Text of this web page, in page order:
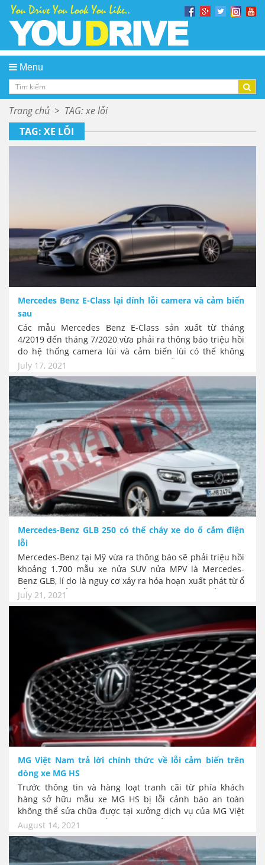
Menu
Trang chủ > TAG: xe lỗi
TAG: XE LỖI
Mercedes Benz E-Class lại dính lỗi camera và cảm biến
sau
Các mẫu Mercedes Benz E-Class sản xuất từ tháng
4/2019 đến tháng 7/2020 vừa phải ra thông báo triệu hồi
do hệ thống camera lùi và cảm biến lùi có thể không
hoạt động đúng cách, mất khả năng hỗ trợ cho người lái
dẫn đến nguy cơ gặp tai nạn.
July 17, 2021
Mercedes-Benz GLB 250 có thể cháy xe do ổ cắm điện
lỗi
Mercedes-Benz tại Mỹ vừa ra thông báo sẽ phải triệu hồi
khoảng 1.700 mẫu xe nửa SUV nửa MPV là Mercedes-
Benz GLB, lí do là nguy cơ xảy ra hỏa hoạn xuất phát từ ổ
cắm điện nằm ở hàng ghế thứ 2 trên xe có thể không
chịu được nhiệt do điện áp nguồn sai.
July 21, 2021
MG Việt Nam trả lời chính thức về lỗi cảm biến trên
dòng xe MG HS
Trước thông tin và hàng loạt tranh cãi từ phía khách
hàng sở hữu mẫu xe MG HS bị lỗi cảnh báo an toàn
không thể sửa chữa được tại xưởng dịch vụ của MG Việt
Nam. Sau thời gian kiểm tra sản phẩm và thu thập thông
tin, cuối cùng MG Việt Nam đã đưa ra hồi đáp chính thức
về những phản ánh của khách hàng liên quan tới dòng
xe HS bị lỗi.
August 14, 2021